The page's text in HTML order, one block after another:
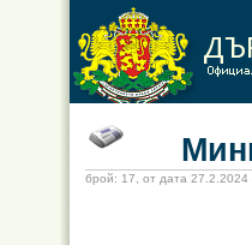
брой: 17, от дата